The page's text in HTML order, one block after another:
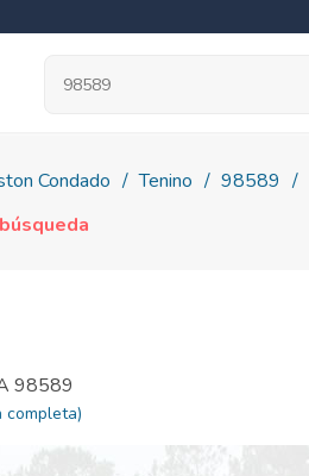
Condado Tenino 98589
98589
completa)